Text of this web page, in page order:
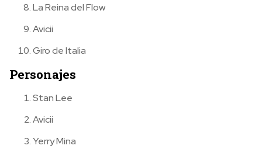
La Reina del Flow
Avicii
Giro de Italia
Personajes
Stan Lee
Avicii
Yerry Mina